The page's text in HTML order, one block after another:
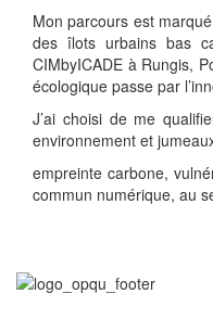
Mon parcours est
des îlots urbains bas
CIMbyICADE à Rungis,
écologique passe par
J’ai choisi de me
environnement et
empreinte carbone,
commun numérique, au